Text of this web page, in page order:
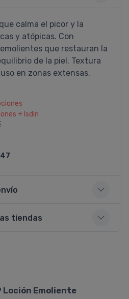
calma el picor y la
y atópicas. Con
que restauran la
de la piel. Textura
en zonas extensas.
+ Isdin
tiendas
Loción Emoliente